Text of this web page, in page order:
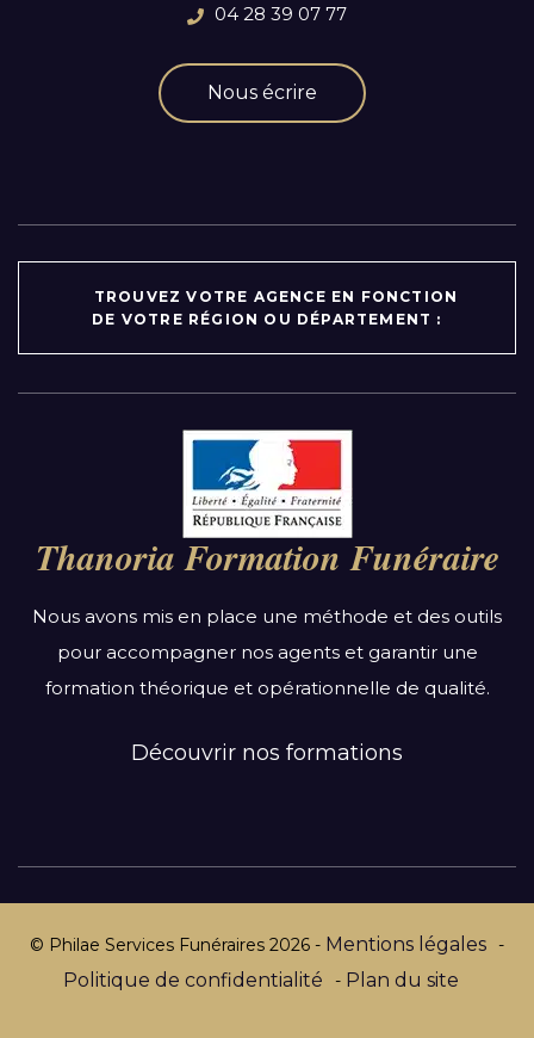
04 28 39 07 77
Nous écrire
TROUVEZ VOTRE AGENCE EN FONCTION
DE VOTRE RÉGION OU DÉPARTEMENT :
Auvergne-Rhône-Alpes
Bourgogne-Franche-Comté
Bretagne
Centre-Val de Loire
Grand Est
Hauts-de-France
Normandie
Par département :
Thanoria Formation Funéraire
Nous avons mis en place une méthode et des outils
pour accompagner nos agents et garantir une
formation théorique et opérationnelle de qualité.
Découvrir nos formations
© Philae Services Funéraires 2026 - Mentions légales -
Politique de confidentialité - Plan du site